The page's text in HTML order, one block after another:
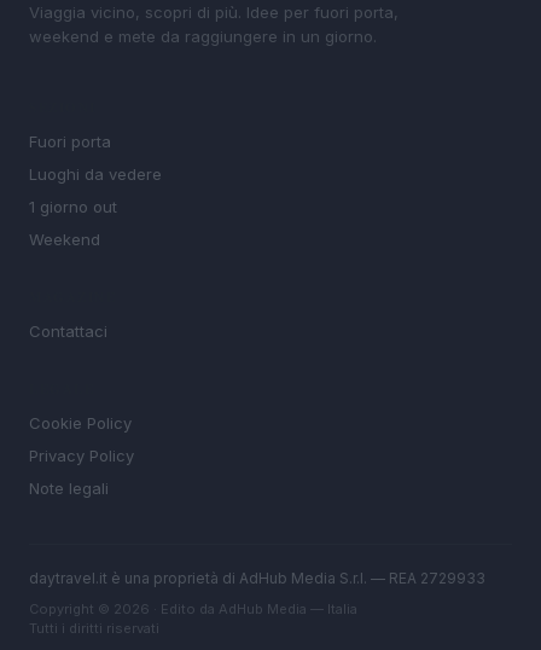
Viaggia vicino, scopri di più. Idee per fuori porta,
weekend e mete da raggiungere in un giorno.
Fuori porta
Luoghi da vedere
1 giorno out
Weekend
Contattaci
Cookie Policy
Privacy Policy
Note legali
daytravel.it è una proprietà di AdHub Media S.r.l. — REA 2729933
Copyright © 2026 · Edito da AdHub Media — Italia
Tutti i diritti riservati